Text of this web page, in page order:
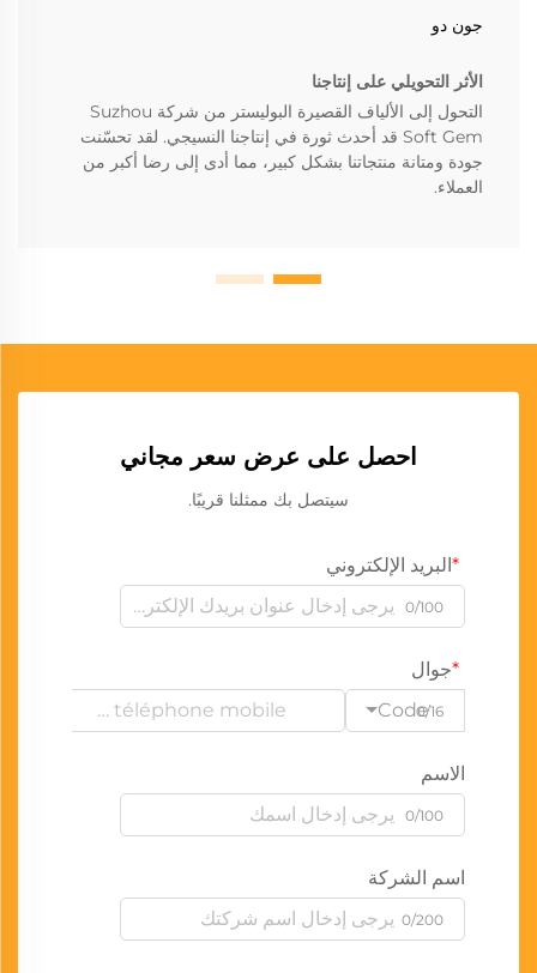
جون دو
الأثر التحويلي على إنتاجنا
التحول إلى الألياف القصيرة البوليستر من شركة Suzhou
Soft Gem قد أحدث ثورة في إنتاجنا النسيجي. لقد تحسّنت
جودة ومتانة منتجاتنا بشكل كبير، مما أدى إلى رضا أكبر من
العملاء.
احصل على عرض سعر مجاني
سيتصل بك ممثلنا قريبًا.
البريد الإلكتروني
0/100
جوال
Code0/16
الاسم
0/100
اسم الشركة
0/200